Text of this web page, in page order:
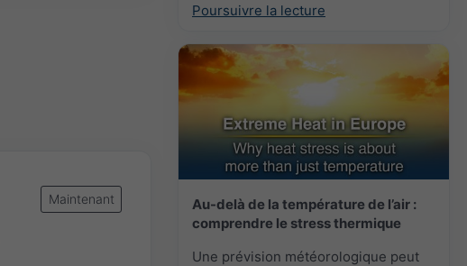
Poursuivre la lecture
Au-delà de la température de l’air :
comprendre le stress thermique
Une prévision météorologique peut
Maintenant